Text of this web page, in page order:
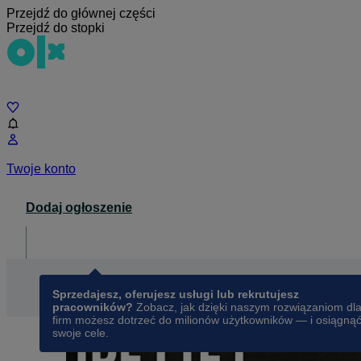
Przejdź do głównej części
Przejdź do stopki
Twoje konto
Dodaj ogłoszenie
Sprzedajesz, oferujesz usługi lub rekrutujesz
pracowników? Zobacz, jak dzięki naszym rozwiązaniom dla
firm możesz dotrzeć do milionów użytkowników — i osiągnąć
swoje cele.